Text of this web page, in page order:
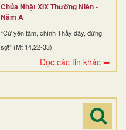
Chúa Nhật XIX Thường Niên -
Năm A
“Cứ yên tâm, chính Thầy đây, đừng
sợ!” (Mt 14,22-33)
Đọc các tin khác ➥